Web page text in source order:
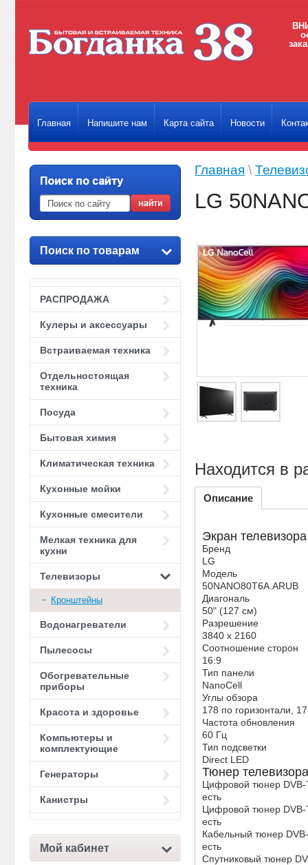
Главная Напишите нам Карта сайта Новости
Поиск по товарам
РАСПРОДАЖА
Кулеры и аксессуары
Встраиваемая техника
Отдельностоящая
техника
Посуда
Бытовая химия
Климатическая техника
Кухонные мойки
Кухонные смесители
Мелкая техника для
кухни
Телевизоры
Кронштейны
Водонагреватели
Пылесосы
Обогревательные
приборы
Красота и здоровье
Компьютеры и
комплектующие
Генераторы
Канистры
Мой кабинет
Главная \
LG
Находится в
Описание
Экран телевизора
Бренд
LG
Модель
50NANO80T6A.ARUB
Диагональ
50" (127 см)
Разрешение
3840 x 2160
Соотношение сторон
16:9
Тип панели
NanoCell
Углы обзора
178 по горизонтали,
Частота обновления
60 Гц
Тип подсветки
Direct LED
Тюнер телевизора
Цифровой тюнер DVB-
есть
Цифровой тюнер DVB-
есть
Кабельный тюнер
есть
Спутниковый тюнер